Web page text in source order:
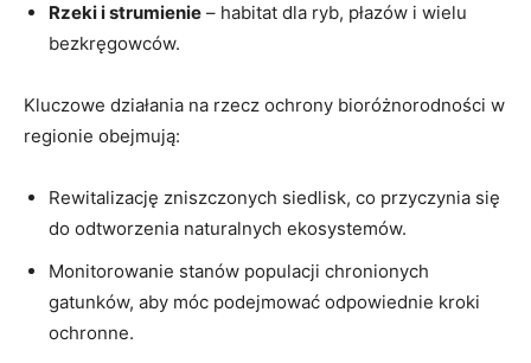
Rzeki i ‍strumienie – habitat ⁢dla‌ ryb, płazów i wielu
bezkręgowców.
Kluczowe działania⁤ na rzecz ochrony bioróżnorodności w
regionie obejmują:
Rewitalizację zniszczonych siedlisk, co przyczynia się
do ‍odtworzenia ⁢naturalnych ekosystemów.
Monitorowanie stanów populacji chronionych
gatunków, aby móc ‌podejmować odpowiednie ⁣kroki
ochronne.